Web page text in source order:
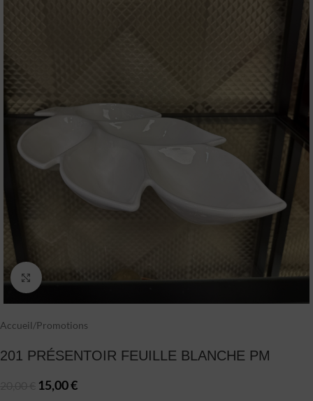
Click to enlarge
Accueil/Promotions
201 PRÉSENTOIR FEUILLE BLANCHE PM
15,00€